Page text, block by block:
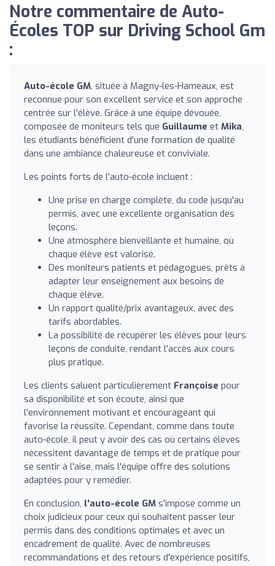
Notre commentaire de Auto-
Écoles TOP sur Driving School Gm
:
Auto-école GM, située à Magny-les-Hameaux, est
reconnue pour son excellent service et son approche
centrée sur l'élève. Grâce à une équipe dévouée,
composée de moniteurs tels que Guillaume et Mika,
les étudiants bénéficient d'une formation de qualité
dans une ambiance chaleureuse et conviviale.
Les points forts de l'auto-école incluent :
Une prise en charge complète, du code jusqu'au
permis, avec une excellente organisation des
leçons.
Une atmosphère bienveillante et humaine, où
chaque élève est valorisé.
Des moniteurs patients et pédagogues, prêts à
adapter leur enseignement aux besoins de
chaque élève.
Un rapport qualité/prix avantageux, avec des
tarifs abordables.
La possibilité de récupérer les élèves pour leurs
leçons de conduite, rendant l'accès aux cours
plus pratique.
Les clients saluent particulièrement Françoise pour
sa disponibilité et son écoute, ainsi que
l'environnement motivant et encourageant qui
favorise la réussite. Cependant, comme dans toute
auto-école, il peut y avoir des cas où certains élèves
nécessitent davantage de temps et de pratique pour
se sentir à l'aise, mais l'équipe offre des solutions
adaptées pour y remédier.
En conclusion, l'auto-école GM s'impose comme un
choix judicieux pour ceux qui souhaitent passer leur
permis dans des conditions optimales et avec un
encadrement de qualité. Avec de nombreuses
recommandations et des retours d'expérience positifs,